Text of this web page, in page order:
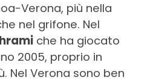
Verona, più nella
nel grifone. Nel
che ha giocato
2005, proprio in
Nel Verona sono ben